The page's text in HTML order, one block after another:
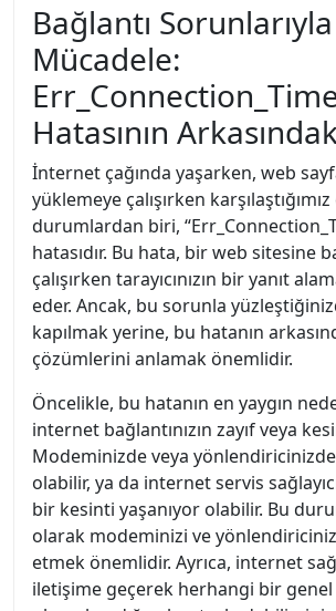
Bağlantı Sorunlarıyla
Mücadele:
Hatasının
İnternet çağında yaşarken, web
yüklemeye çalışırken
durumlardan biri,
hatasıdır. Bu hata, bir web sitesine
çalışırken tarayıcınızın bir yanıt
eder. Ancak, bu sorunla
kapılmak yerine, bu hatanın
çözümlerini anlamak önemlidir.
Öncelikle, bu hatanın en yaygın
internet bağlantınızın zayıf veya
Modeminizde veya
olabilir, ya da internet servis
bir kesinti yaşanıyor olabilir. Bu
olarak modeminizi ve
etmek önemlidir. Ayrıca, internet
iletişime geçerek herhangi bir